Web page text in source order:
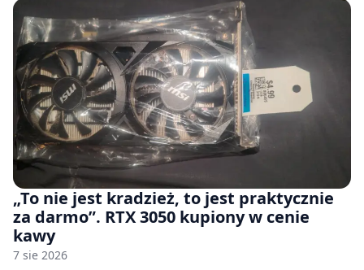
„To nie jest kradzież, to jest praktycznie
za darmo”. RTX 3050 kupiony w cenie
kawy
7 sie 2026